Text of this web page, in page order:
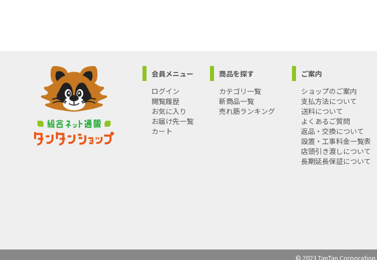
会員メニュー
ログイン
閲覧履歴
お気に入り
お届け先一覧
カート
商品を探す
カテゴリ一覧
新商品一覧
売れ筋ランキング
ご案内
ショップのご案内
支払方法について
送料について
よくあるご質問
返品・交換について
設置・工事料金一覧表
店頭引き渡しについて
長期延長保証について
© 2023 TanTan Corporation.